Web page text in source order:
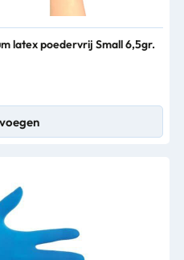
latex poedervrij Small 6,5gr.